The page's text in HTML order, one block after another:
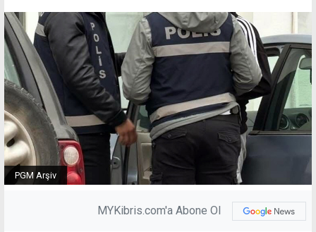
PGM Arşiv
MYKibris.com'a Abone Ol